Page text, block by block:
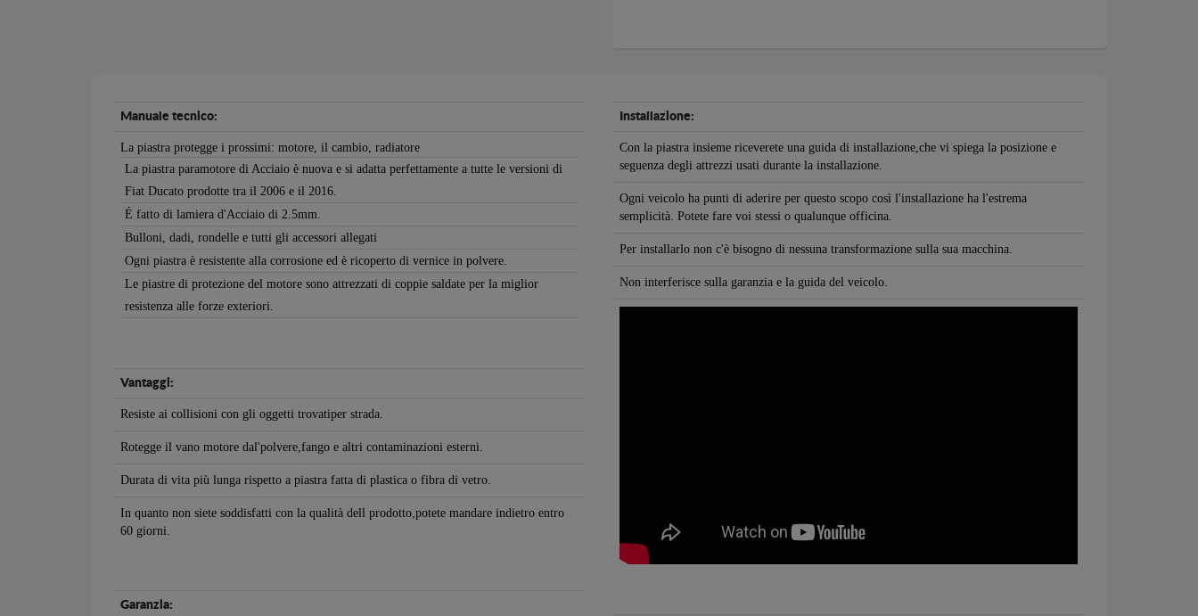
Manuale tecnico:
La piastra protegge i prossimi: motore, il cambio, radiatore
La piastra paramotore di Acciaio è nuova e si adatta perfettamente a tutte le versioni di
Fiat Ducato prodotte tra il 2006 e il 2016.
É fatto di lamiera d'Acciaio di 2.5mm.
Bulloni, dadi, rondelle e tutti gli accessori allegati
Ogni piastra è resistente alla corrosione ed è ricoperto di vernice in polvere.
Le piastre di protezione del motore sono attrezzati di coppie saldate per la miglior
resistenza alle forze exteriori.
Vantaggi:
Resiste ai collisioni con gli oggetti trovatiper strada.
Rotegge il vano motore dal'polvere,fango e altri contaminazioni esterni.
Durata di vita più lunga rispetto a piastra fatta di plastica o fibra di vetro.
In quanto non siete soddisfatti con la qualità dell prodotto,potete mandare indietro entro
60 giorni.
Garanzia:
Installazione:
Con la piastra insieme riceverete una guida di installazione,che vi spiega la posizione e
seguenza degli attrezzi usati durante la installazione.
Ogni veicolo ha punti di aderire per questo scopo così l'installazione ha l'estrema
semplicità. Potete fare voi stessi o qualunque officina.
Per installarlo non c'è bisogno di nessuna transformazione sulla sua macchina.
Non interferisce sulla garanzia e la guida del veicolo.